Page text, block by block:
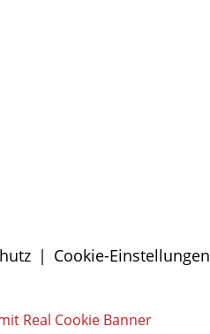
| Cookie-Einstellungen
Real Cookie Banner